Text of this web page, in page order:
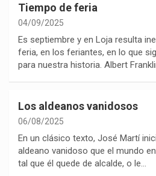
Tiempo de feria
04/09/2025
Es septiembre y en Loja resulta
feria, en los feriantes, en lo que
para nuestra historia. Albert
Los aldeanos vanidosos
06/08/2025
En un clásico texto, José Martí
aldeano vanidoso que el mundo
tal que él quede de alcalde, o le…